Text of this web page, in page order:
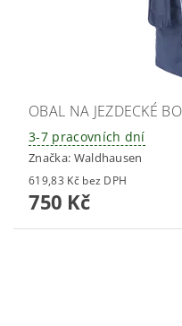
OBAL NA JEZDECKÉ
3-7 pracovních dní
Značka: Waldhausen
619,83 Kč bez DPH
750 Kč